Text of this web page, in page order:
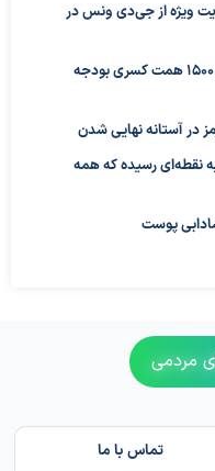
ویژه از جی‌دی ونس در
روایت پزشکیان از میراث سنگین دولت: ۱۵۰۰ همت کسری بودجه
در آستانه نهایی شدن
نقطه‌ای رسیده که همه
پوست
مردمی
تماس با ما